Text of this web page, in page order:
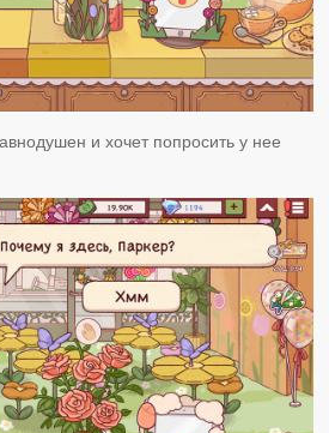
и хочет попросить у нее